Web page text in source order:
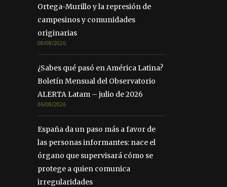
Ortega-Murillo y la represión de
campesinos y comunidades
originarias
08/08/2026
¿Sabes qué pasó en América Latina?
Boletín Mensual del Observatorio
ALERTA Latam – julio de 2026
06/08/2026
España da un paso más a favor de
las personas informantes: nace el
órgano que supervisará cómo se
protege a quien comunica
irregularidades